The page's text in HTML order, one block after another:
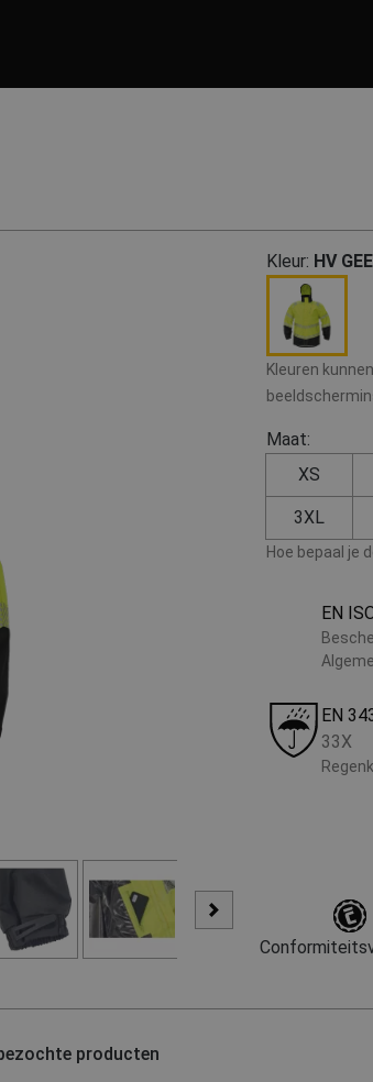
Kleur: HV
Kleuren
Maat:
XS
3XL
Hoe bepaal je
EN
EN
33X
producten